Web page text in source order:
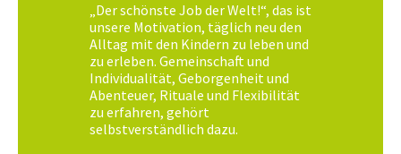
„Der schönste Job der Welt!“, das ist
unsere Motivation, täglich neu den
Alltag mit den Kindern zu leben und
zu erleben. Gemeinschaft und
Individualität, Geborgenheit und
Abenteuer, Rituale und Flexibilität
zu erfahren, gehört
selbstverständlich dazu.